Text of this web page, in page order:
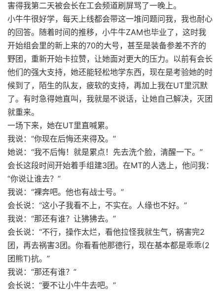
害得我第二天被会长在工会频道刷屏骂了一晚上。
小牛牛很好学，每天上线都会带这一堆问题问我，我也耐心
的回答。随着时间的推移，小牛牛ZAM也毕业了，这时我
开始组会里的新上来的70的大号，甚至是装备参差不齐的
野团，重新开始卡拉赞，让她面对更大的压力。以前有会长
他们的强大支持，她还能轻松地学东西，现在是考验她的时
候到了，陌生的队友，疲软的支持，再加上我在UT里沉默
了。有时急得她直叫，我就是不说话，让她自己解决，灭团
就重来。
一场下来，她在UT里直喊累。
我说：“你现在后悔还来得及。”
她说：“我不后悔！就是累点！先去洗个脸，清醒一下。”
会长这段时间开始着手组建3团。在MT的人选上，他问我：
“你说让谁去？”
我说：“裸奔吧。他也有战士号。”
会长说：“这小子我看不上，不实在。人缘也不好。”
我说：“那还有谁？让狒狒去。”
会长说：“不行，操作太烂，看他拉怪我就生气，祸害完2
团，再去祸害3团。你看看他那德行，现在基本都是乖乖(2
团熊T)抗。”
我说：“那还有谁？”
会长说：“要不让小牛牛去吧。”